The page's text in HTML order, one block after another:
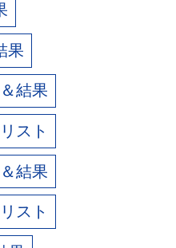
果
結果
スト
結果
スト